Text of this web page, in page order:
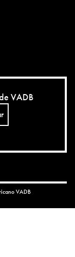
VADB
VADB